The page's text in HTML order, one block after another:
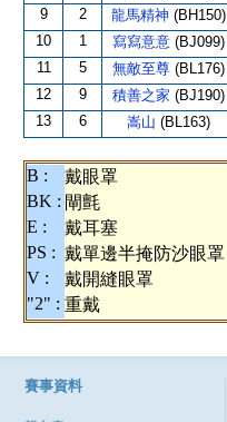
9 2 龍馬精神 (BH150)
10 1 寫寫意意 (BJ099)
11 5 無敵至尊 (BL176)
12 9 積善之家 (BJ190)
13 6 嵩山 (BL163)
B : 戴眼罩
BK : 閘氈
E :
戴耳塞
PS : 戴單邊半掩防沙眼罩
V :
戴開縫眼罩
"2" : 重戴
賽事資料